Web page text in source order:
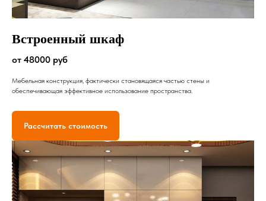
Встроенный шкаф
от 48000 руб
Мебельная конструкция, фактически становящаяся частью стены и
обеспечивающая эффективное использование пространства.
Рассчитать стоимость